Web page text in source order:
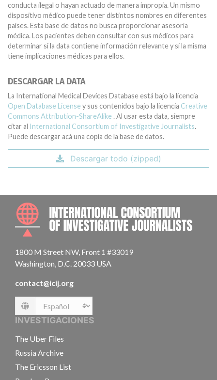
conducta ilegal o hayan actuado de manera impropia. Un mismo
dispositivo médico puede tener distintos nombres en diferentes
países. Esta base de datos no busca proporcionar asesoría
médica. Los pacientes deben consultar con sus médicos para
determinar si la data contiene información relevante y si la misma
tiene implicaciones médicas para ellos.
DESCARGAR LA DATA
La International Medical Devices Database está bajo la licencia
Open Database License y sus contenidos bajo la licencia Creative
Commons Attribution-ShareAlike . Al usar esta data, siempre
citar al International Consortium of Investigative Journalists.
Puede descargar acá una copia de la base de datos.
Descargar todo (zipped)
1800 M Street NW, Front 1 #33019
Washington, D.C. 20033 USA
contact@icij.org
Language
INVESTIGACIONES
The Uber Files
Russia Archive
The Ericsson List